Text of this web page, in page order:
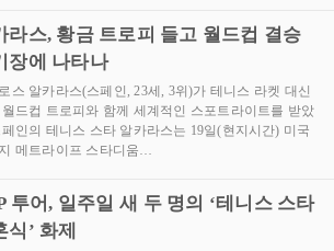
라스, 황금 트로피 들고 월드컵 결승
장에 나타나
스 알카라스(스페인, 23세, 3위)가 테니스 라켓 대신
월드컵 트로피와 함께 세계적인 스포트라이트를 받았
인의 테니스 스타 알카라스는 19일(현지시간) 미국
메트라이프 스타디움…
투어, 일주일 새 두 명의 ‘테니스 스타
식’ 화제